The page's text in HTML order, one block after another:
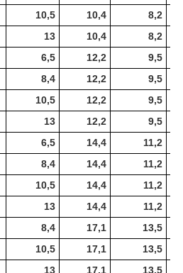
10,5 10,4
8,2
13 10,4
8,2
6,5 12,2
9,5
8,4 12,2
9,5
10,5 12,2
9,5
13 12,2
9,5
6,5 14,4
11,2
8,4 14,4
11,2
10,5 14,4
11,2
13 14,4
11,2
8,4 17,1
13,5
10,5 17,1
13,5
13 17,1
13,5